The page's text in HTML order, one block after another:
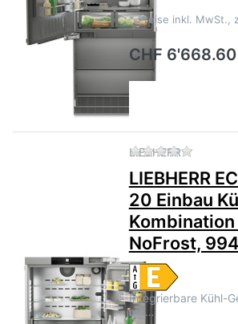
* Preise inkl. MwSt.,
CHF
LIEBHERR Zu
LIEBHERR
20 Einbau
NoFrost,
Integrierbare Kühl-
mit…